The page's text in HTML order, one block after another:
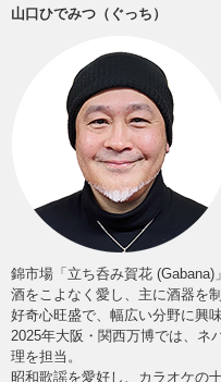
山口ひでみつ（ぐっち）
錦市場「立ち呑み賀花 (Gabana)
酒をこよなく愛し、主に酒器を
好奇心旺盛で、幅広い分野に興味
2025年大阪・関西万博では、ネ
理を担当。
昭和歌謡を愛好し、カラオケの